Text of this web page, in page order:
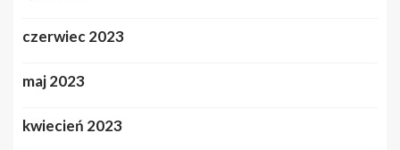
czerwiec 2023
maj 2023
kwiecień 2023